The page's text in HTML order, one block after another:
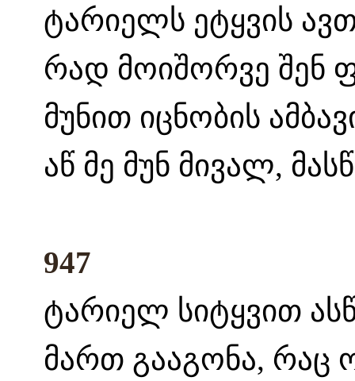
ტარიელს ეტყვის
რად მოიშორვე შენ
მუნით იცნობის
აწ მე მუნ მივალ,
947
ტარიელ სიტყვით
მართ გააგონა, რაც